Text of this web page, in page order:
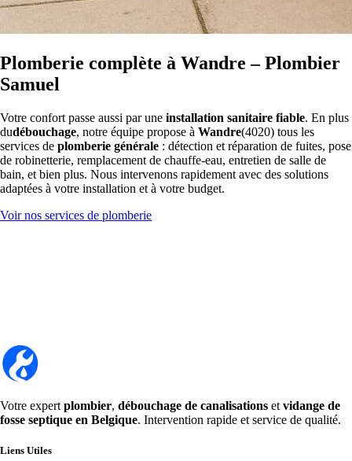
Plomberie complète à Wandre – Plombier
Samuel
Votre confort passe aussi par une installation sanitaire fiable. En plus
dudébouchage, notre équipe propose à Wandre(4020) tous les
services de plomberie générale : détection et réparation de fuites, pose
de robinetterie, remplacement de chauffe-eau, entretien de salle de
bain, et bien plus. Nous intervenons rapidement avec des solutions
adaptées à votre installation et à votre budget.
Voir nos services de plomberie
Votre expert plombier, débouchage de canalisations et vidange de
fosse septique en Belgique. Intervention rapide et service de qualité.
Liens Utiles